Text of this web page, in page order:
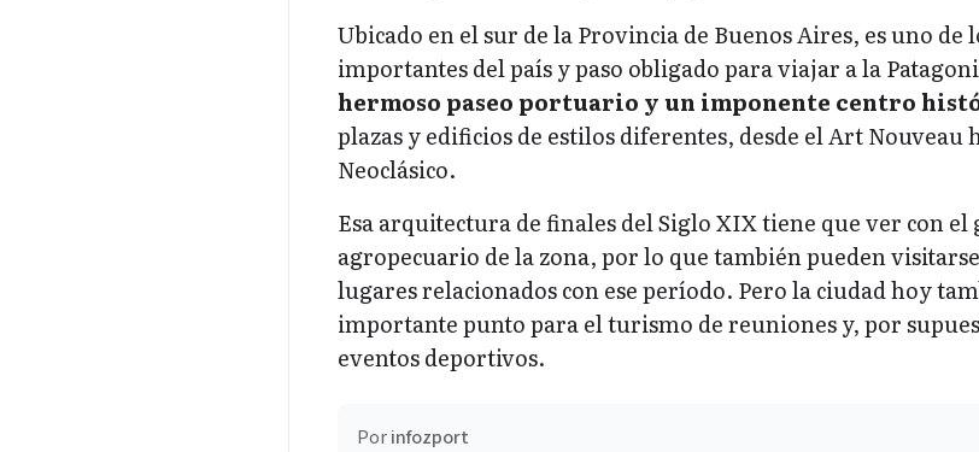
Ubicado en el sur de la Provincia de Buenos Aires, es uno de
importantes del país y paso obligado para viajar a la
hermoso paseo portuario y un imponente centro
plazas y edificios de estilos diferentes, desde el Art Nouveau
Neoclásico.
Esa arquitectura de finales del Siglo XIX tiene que ver con
agropecuario de la zona, por lo que también pueden
lugares relacionados con ese período. Pero la ciudad hoy
importante punto para el turismo de reuniones y, por
eventos deportivos.
Porinfozport